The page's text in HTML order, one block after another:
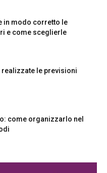
in modo corretto le
e come sceglierle
realizzate le previsioni
come organizzarlo nel